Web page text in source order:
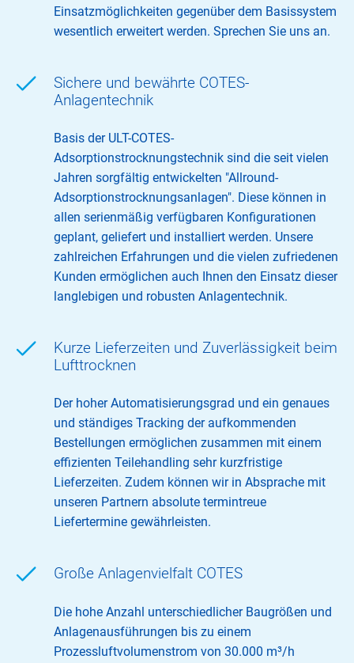
Einsatzmöglichkeiten gegenüber dem Basissystem
wesentlich erweitert werden. Sprechen Sie uns an.
Sichere und bewährte COTES-
Anlagentechnik
Basis der ULT-COTES-
Adsorptionstrocknungstechnik sind die seit vielen
Jahren sorgfältig entwickelten "Allround-
Adsorptionstrocknungsanlagen". Diese können in
allen serienmäßig verfügbaren Konfigurationen
geplant, geliefert und installiert werden. Unsere
zahlreichen Erfahrungen und die vielen zufriedenen
Kunden ermöglichen auch Ihnen den Einsatz dieser
langlebigen und robusten Anlagentechnik.
Kurze Lieferzeiten und Zuverlässigkeit beim
Lufttrocknen
Der hoher Automatisierungsgrad und ein genaues
und ständiges Tracking der aufkommenden
Bestellungen ermöglichen zusammen mit einem
effizienten Teilehandling sehr kurzfristige
Lieferzeiten. Zudem können wir in Absprache mit
unseren Partnern absolute termintreue
Liefertermine gewährleisten.
Große Anlagenvielfalt COTES
Die hohe Anzahl unterschiedlicher Baugrößen und
Anlagenausführungen bis zu einem
Prozessluftvolumenstrom von 30.000 m³/h